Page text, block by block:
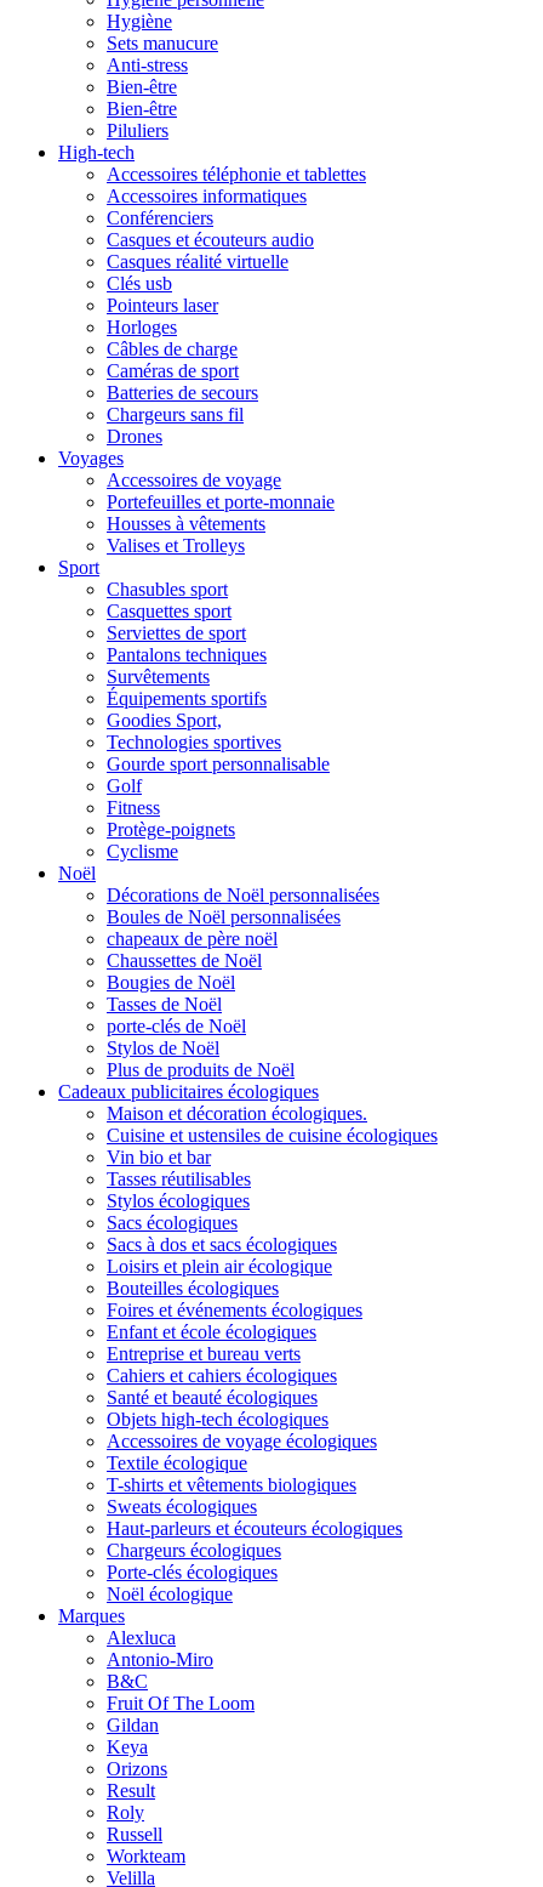
Hygiène
Sets manucure
Anti-stress
Bien-être
Bien-être
Piluliers
High-tech
Accessoires téléphonie et tablettes
Accessoires informatiques
Conférenciers
Casques et écouteurs audio
Casques réalité virtuelle
Clés usb
Pointeurs laser
Horloges
Câbles de charge
Caméras de sport
Batteries de secours
Chargeurs sans fil
Drones
Voyages
Accessoires de voyage
Portefeuilles et porte-monnaie
Housses à vêtements
Valises et Trolleys
Sport
Chasubles sport
Casquettes sport
Serviettes de sport
Pantalons techniques
Survêtements
Équipements sportifs
Goodies Sport,
Technologies sportives
Gourde sport personnalisable
Golf
Fitness
Protège-poignets
Cyclisme
Noël
Décorations de Noël personnalisées
Boules de Noël personnalisées
chapeaux de père noël
Chaussettes de Noël
Bougies de Noël
Tasses de Noël
porte-clés de Noël
Stylos de Noël
Plus de produits de Noël
Cadeaux publicitaires écologiques
Maison et décoration écologiques.
Cuisine et ustensiles de cuisine écologiques
Vin bio et bar
Tasses réutilisables
Stylos écologiques
Sacs écologiques
Sacs à dos et sacs écologiques
Loisirs et plein air écologique
Bouteilles écologiques
Foires et événements écologiques
Enfant et école écologiques
Entreprise et bureau verts
Cahiers et cahiers écologiques
Santé et beauté écologiques
Objets high-tech écologiques
Accessoires de voyage écologiques
Textile écologique
T-shirts et vêtements biologiques
Sweats écologiques
Haut-parleurs et écouteurs écologiques
Chargeurs écologiques
Porte-clés écologiques
Noël écologique
Marques
Alexluca
Antonio-Miro
B&C
Fruit Of The Loom
Gildan
Keya
Orizons
Result
Roly
Russell
Workteam
Velilla